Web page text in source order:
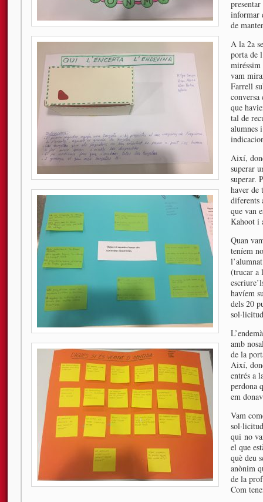
informar
de
A la 2a
porta de
vam
Farrell
que
tal de
alumnes
Així,
superar
superar.
haver de
diferents
que van
Kahoot i
Quan
teníem
(trucar a
havíem
dels 20
amb
de la
Així,
entrés a
perdona
em
Vam
qui no
el que
què deu
anònim
de la
Com